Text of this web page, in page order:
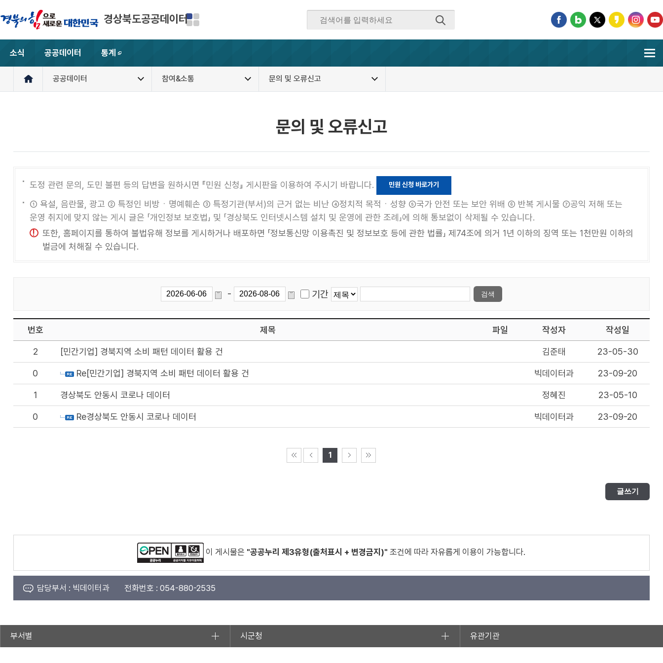
경상북도공공데이터
소식 공공데이터
통계
새창
공공데이터 참여&소통 문의 및 오류신고
문의 및 오류신고
도정 관련 문의, 도민 불편 등의 답변을 원하시면 『민원 신청』 게시판을 이용하여 주시기 바랍니다. 민원 신청 바로가기
① 욕설, 음란물, 광고 ② 특정인 비방ㆍ명예훼손 ③ 특정기관(부서)의 근거 없는 비난 ④정치적 목적ㆍ성향 ⑤국가 안전 또는 보안 위배 ⑥ 반복 게시물 ⑦공익 저해 또는
운영 취지에 맞지 않는 게시 글은 「개인정보 보호법」 및 「경상북도 인터넷시스템 설치 및 운영에 관한 조례」에 의해 통보없이 삭제될 수 있습니다.
또한, 홈페이지를 통하여 불법유해 정보를 게시하거나 배포하면 「정보통신망 이용촉진 및 정보보호 등에 관한 법률」 제74조에 의거 1년 이하의 징역 또는 1천만원 이하의
벌금에 처해질 수 있습니다.
- 기간
번호 제목 파일 작성자 작성일
2 [민간기업] 경북지역 소비 패턴 데이터 활용 건 김준태 23-05-30
0 Re[민간기업] 경북지역 소비 패턴 데이터 활용 건 빅데이터과 23-09-20
1 경상북도 안동시 코로나 데이터 정혜진 23-05-10
0 Re경상북도 안동시 코로나 데이터 빅데이터과 23-09-20
1
글쓰기
이 게시물은 "공공누리 제3유형(출처표시 + 변경금지)" 조건에 따라 자유롭게 이용이 가능합니다.
담당부서 : 빅데이터과 전화번호 : 054-880-2535
부서별 시군청 유관기관